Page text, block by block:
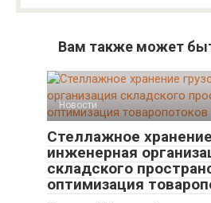
Вам также может
Новости
Стеллажное
инженерная
складского
оптимизация